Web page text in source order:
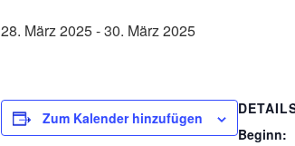
28. März 2025-30. März 2025
Zum Kalender hinzufügen
Beginn: